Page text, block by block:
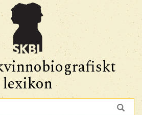
lexikon